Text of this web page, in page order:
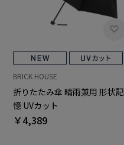
BRICK HOUSE
折りたたみ傘 晴雨兼用 形状記
憶 UVカット
￥4,389